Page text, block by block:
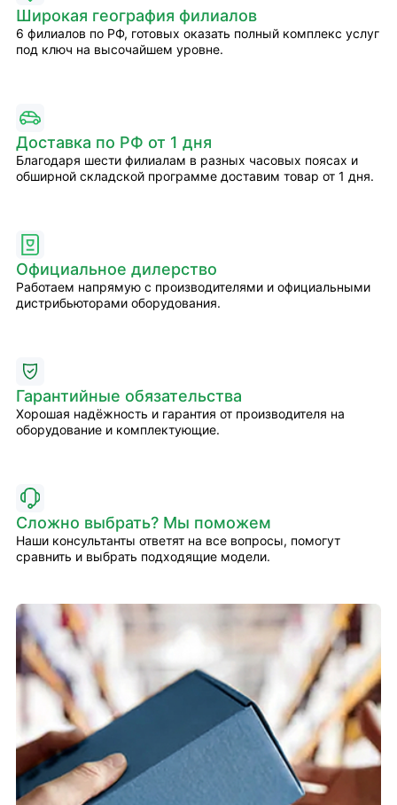
Широкая география филиалов
6 филиалов по РФ, готовых оказать полный комплекс услуг
под ключ на высочайшем уровне.
Доставка по РФ от 1 дня
Благодаря шести филиалам в разных часовых поясах и
обширной складской программе доставим товар от 1 дня.
Официальное дилерство
Работаем напрямую с производителями и официальными
дистрибьюторами оборудования.
Гарантийные обязательства
Хорошая надёжность и гарантия от производителя на
оборудование и комплектующие.
Сложно выбрать? Мы поможем
Наши консультанты ответят на все вопросы, помогут
сравнить и выбрать подходящие модели.